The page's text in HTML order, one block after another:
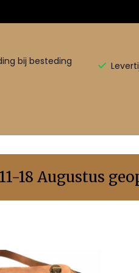
bij besteding
18 Augustus